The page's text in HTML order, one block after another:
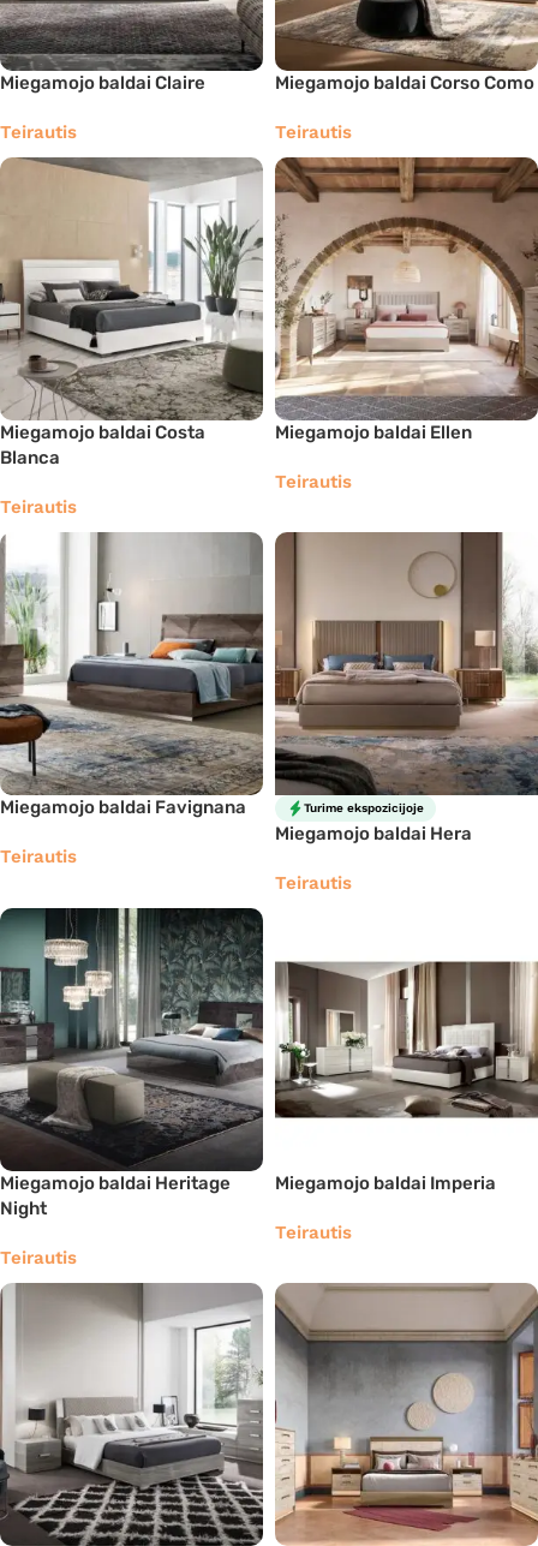
Miegamojo baldai Claire
Teirautis
Miegamojo baldai Corso Como
Teirautis
Miegamojo baldai Costa
Blanca
Teirautis
Miegamojo baldai Ellen
Teirautis
Miegamojo baldai Favignana
Teirautis
Turime ekspozicijoje
Miegamojo baldai Hera
Teirautis
Miegamojo baldai Heritage
Night
Teirautis
Miegamojo baldai Imperia
Teirautis